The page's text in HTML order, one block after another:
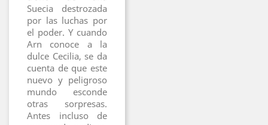
Suecia destrozada
por las luchas por
el poder. Y cuando
Arn conoce a la
dulce Cecilia, se da
cuenta de que este
nuevo y peligroso
mundo esconde
otras sorpresas.
Antes incluso de